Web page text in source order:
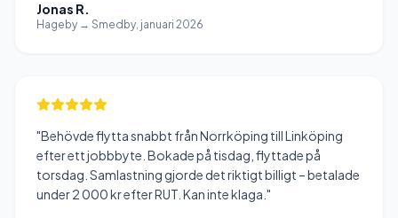
Jonas R.
Hageby → Smedby, januari 2026
"Behövde flytta snabbt från Norrköping till Linköping
efter ett jobbbyte. Bokade på tisdag, flyttade på
torsdag. Samlastning gjorde det riktigt billigt – betalade
under 2 000 kr efter RUT. Kan inte klaga. "